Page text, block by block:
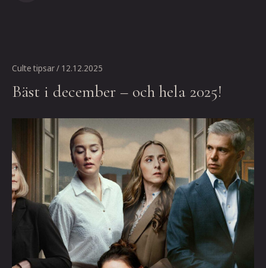
Culte tipsar/ 12.12.2025
Bäst i december – och hela 2025!